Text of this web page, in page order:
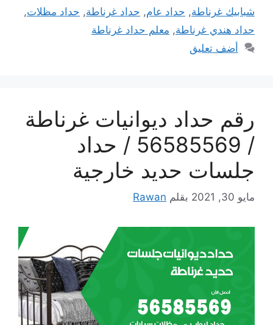
شبابيك غرناطة, حداد عام, حداد غرناطة, حداد مظلات,
حداد هندي غرناطة, معلم حداد غرناطة
أضف تعليق
رقم حداد ديوانيات غرناطة
/ 56585569 / حداد
جلسات حديد خارجية
مايو 30, 2021 بقلم Rawan